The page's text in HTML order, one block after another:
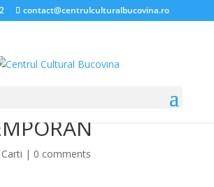
contact@centrulculturalbucovina.ro
JURNAL
Carti | 0 comments